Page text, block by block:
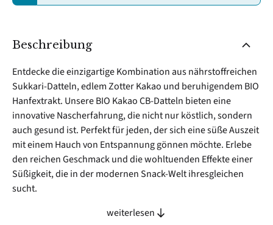
Beschreibung
Entdecke die einzigartige Kombination aus nährstoffreichen
Sukkari-Datteln, edlem Zotter Kakao und beruhigendem BIO
Hanfextrakt. Unsere BIO Kakao CB-Datteln bieten eine
innovative Nascherfahrung, die nicht nur köstlich, sondern
auch gesund ist. Perfekt für jeden, der sich eine süße Auszeit
mit einem Hauch von Entspannung gönnen möchte. Erlebe
den reichen Geschmack und die wohltuenden Effekte einer
Süßigkeit, die in der modernen Snack-Welt ihresgleichen
sucht.
weiterlesen